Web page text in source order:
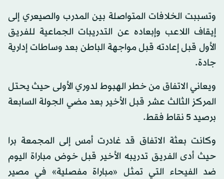
وتسببت الخلافات المتواصلة بين المدرب والصيعري إلى
إيقاف اللاعب وإبعاده عن التدريبات الجماعية للفريق
الأول قبل إعادته قبل مواجهة الباطن بعد وساطات إدارية
جادة.
ويعاني الاتفاق من خطر الهبوط لدوري الأولى حيث يحتل
المركز الثالث عشر قبل الأخير بعد مضي الجولة السابعة
برصيد 5 نقاط فقط.
وكانت بعثة الاتفاق قد غادرت أمس إلى المجمعة برا
حيث أدى الفريق تدريبه الأخير قبل خوض مباراة اليوم
ضد الفيحاء التي تمثل «مباراة مفصلية» في مصير